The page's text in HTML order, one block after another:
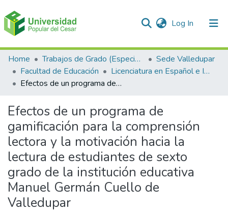
Log In (current)
Communities & Collections
All of DSpace
Home Trabajos de Grado (Especializaciones y Pregrados)
Sede Valledupar
Facultad de Educación
Licenciatura en Español e Inglés.
Efectos de un programa de gamificación para la comprensión lectora y la motivación hacia la lectura de estudiantes de sexto grado de la institución educativa Manuel Germán Cuello de Valledupar
Efectos de un programa de
gamificación para la comprensión
lectora y la motivación hacia la
lectura de estudiantes de sexto
grado de la institución educativa
Manuel Germán Cuello de
Valledupar